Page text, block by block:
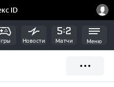
Новости Матчи Меню